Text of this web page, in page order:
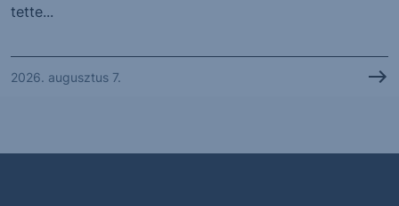
tette...
2026. augusztus 7.